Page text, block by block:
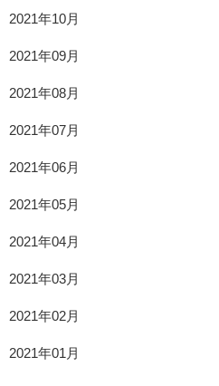
2021年10月
2021年09月
2021年08月
2021年07月
2021年06月
2021年05月
2021年04月
2021年03月
2021年02月
2021年01月